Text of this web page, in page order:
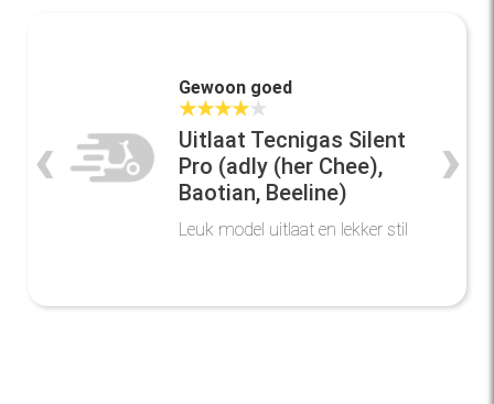
Gewoon goed
★★★★★
Uitlaat Tecnigas Silent
Pro (adly (her Chee),
Baotian, Beeline)
Leuk model uitlaat en lekker stil
‹ ›